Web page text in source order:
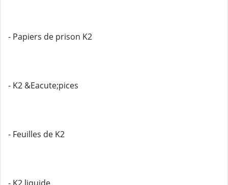
- Papiers de prison K2
- K2 &Eacute;pices
- Feuilles de K2